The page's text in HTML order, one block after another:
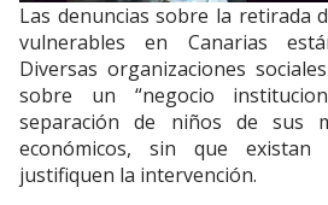
Las denuncias sobre la retirada
vulnerables en Canarias
Diversas organizaciones
sobre un “negocio
separación de niños de sus
económicos, sin que existan
justifiquen la intervención.